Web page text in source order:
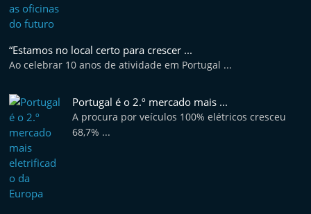
“Estamos no local certo para crescer ...
Ao celebrar 10 anos de atividade em Portugal ...
Portugal é o 2.º mercado mais ...
A procura por veículos 100% elétricos cresceu
68,7% ...